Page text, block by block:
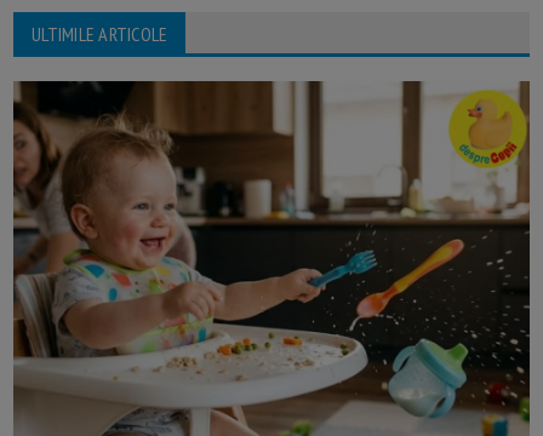
ULTIMILE ARTICOLE